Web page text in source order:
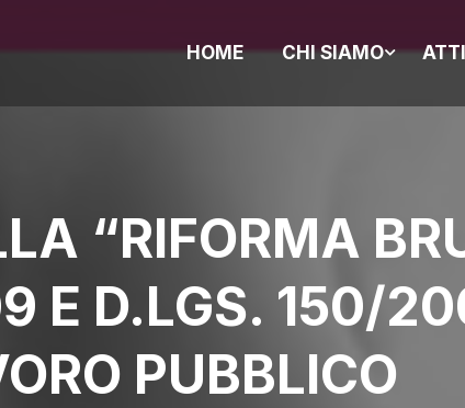
HOME CHI SIAMO
“RIFORMA
E D.LGS. 150/
PUBBLICO